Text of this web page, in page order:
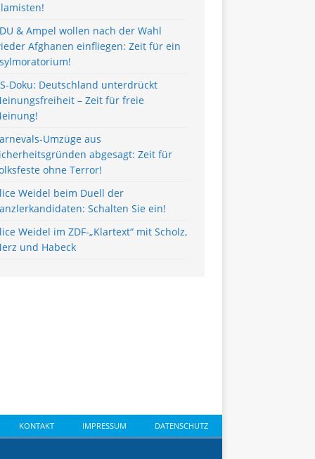
& Ampel wollen nach der Wahl
Afghanen einfliegen: Zeit für ein
Doku: Deutschland unterdrückt
– Zeit für freie
Umzüge aus
abgesagt: Zeit für
ohne Terror!
Weidel beim Duell der
Schalten Sie ein!
Weidel im ZDF-„Klartext“ mit Scholz,
und Habeck
KONTAKT IMPRESSUM DATENSCHUTZ